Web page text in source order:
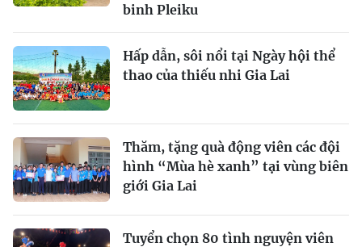
binh Pleiku
Hấp dẫn, sôi nổi tại Ngày hội thể
thao của thiếu nhi Gia Lai
Thăm, tặng quà động viên các đội
hình “Mùa hè xanh” tại vùng biên
giới Gia Lai
Tuyển chọn 80 tình nguyện viên